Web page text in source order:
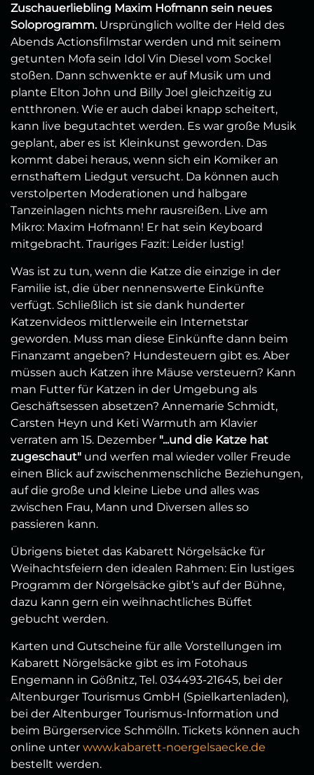
Zuschauerliebling Maxim Hofmann sein neues
Soloprogramm. Ursprünglich wollte der Held des
Abends Actionsfilmstar werden und mit seinem
getunten Mofa sein Idol Vin Diesel vom Sockel
stoßen. Dann schwenkte er auf Musik um und
plante Elton John und Billy Joel gleichzeitig zu
entthronen. Wie er auch dabei knapp scheitert,
kann live begutachtet werden. Es war große Musik
geplant, aber es ist Kleinkunst geworden. Das
kommt dabei heraus, wenn sich ein Komiker an
ernsthaftem Liedgut versucht. Da können auch
verstolperten Moderationen und halbgare
Tanzeinlagen nichts mehr rausreißen. Live am
Mikro: Maxim Hofmann! Er hat sein Keyboard
mitgebracht. Trauriges Fazit: Leider lustig!
Was ist zu tun, wenn die Katze die einzige in der
Familie ist, die über nennenswerte Einkünfte
verfügt. Schließlich ist sie dank hunderter
Katzenvideos mittlerweile ein Internetstar
geworden. Muss man diese Einkünfte dann beim
Finanzamt angeben? Hundesteuern gibt es. Aber
müssen auch Katzen ihre Mäuse versteuern? Kann
man Futter für Katzen in der Umgebung als
Geschäftsessen absetzen? Annemarie Schmidt,
Carsten Heyn und Keti Warmuth am Klavier
verraten am 15. Dezember "...und die Katze hat
zugeschaut" und werfen mal wieder voller Freude
einen Blick auf zwischenmenschliche Beziehungen,
auf die große und kleine Liebe und alles was
zwischen Frau, Mann und Diversen alles so
passieren kann.
Übrigens bietet das Kabarett Nörgelsäcke für
Weihachtsfeiern den idealen Rahmen: Ein lustiges
Programm der Nörgelsäcke gibt’s auf der Bühne,
dazu kann gern ein weihnachtliches Büffet
gebucht werden.
Karten und Gutscheine für alle Vorstellungen im
Kabarett Nörgelsäcke gibt es im Fotohaus
Engemann in Gößnitz, Tel. 034493-21645, bei der
Altenburger Tourismus GmbH (Spielkartenladen),
bei der Altenburger Tourismus-Information und
beim Bürgerservice Schmölln. Tickets können auch
online unter www.kabarett-noergelsaecke.de
bestellt werden.